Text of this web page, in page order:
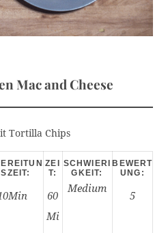
Mac and Cheese
ZEI
T:
60
Mi
SCHWIERI
GKEIT:
Medium
BEWERT
UNG:
5
Tortilla Chips